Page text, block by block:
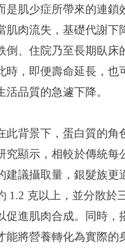
是肌少症所帶來的連鎖
肌肉流失，基礎代謝下
倒、住院乃至長期臥床
時，即便壽命延長，也
活品質的急遽下降。
此背景下，蛋白質的角
究顯示，相較於傳統每
建議攝取量，銀髮族更
1.2 克以上，並分散於
促進肌肉合成。同時，
能將營養轉化為實際的